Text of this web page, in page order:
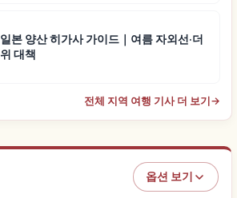
일본 양산 히가사 가이드｜여름 자외선·더
위 대책
전체 지역 여행 기사 더 보기 →
옵션 보기